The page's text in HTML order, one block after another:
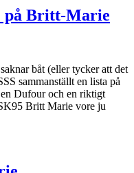
på Britt-Marie
båt (eller tycker att det
sammanställt en lista på
Dufour och en riktigt
Britt Marie vore ju